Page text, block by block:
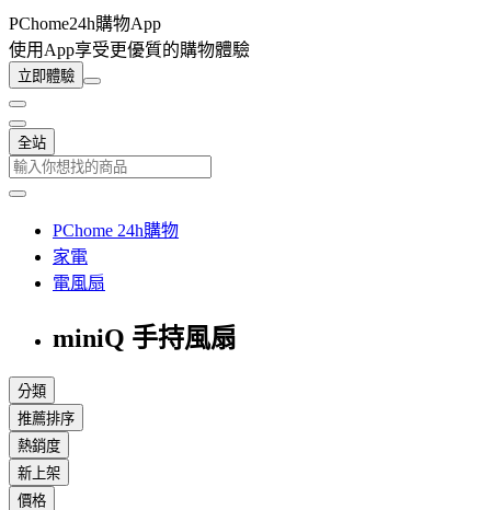
PChome24h購物App
使用App享受更優質的購物體驗
立即體驗
全站
PChome 24h購物
家電
電風扇
miniQ 手持風扇
分類
推薦排序
熱銷度
新上架
價格